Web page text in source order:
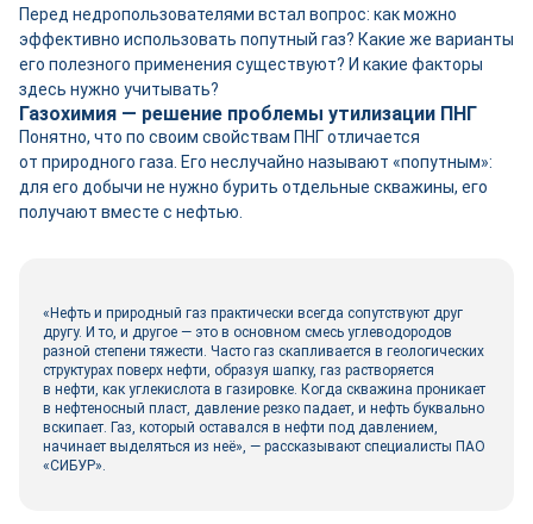
Перед недропользователями встал вопрос: как можно
эффективно использовать попутный газ? Какие же варианты
его полезного применения существуют? И какие факторы
здесь нужно учитывать?
Газохимия — решение проблемы утилизации ПНГ
Понятно, что по своим свой­ствам ПНГ отличается
от природного газа. Его неслучайно называют «попутным»:
для его добычи не нужно бурить отдельные скважины, его
получают вместе с нефтью.
«Нефть и природный газ практически всегда сопутствуют друг
другу. И то, и другое — это в основном смесь углеводородов
разной степени тяжести. Часто газ скапливается в геологических
структурах поверх нефти, образуя шапку, газ растворяется
в нефти, как углекислота в газировке. Когда скважина проникает
в нефтеносный пласт, давление резко падает, и нефть буквально
вскипает. Газ, который оставался в нефти под давлением,
начинает выделяться из неё», — рассказывают специалисты ПАО
«СИБУР».